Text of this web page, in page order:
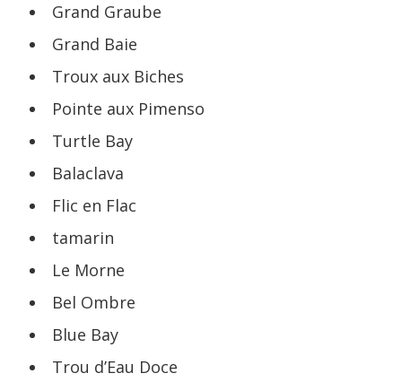
Grand Graube
Grand Baie
Troux aux Biches
Pointe aux Pimenso
Turtle Bay
Balaclava
Flic en Flac
tamarin
Le Morne
Bel Ombre
Blue Bay
Trou d’Eau Doce